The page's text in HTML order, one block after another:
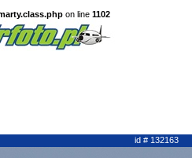
on line 1102
id # 132163